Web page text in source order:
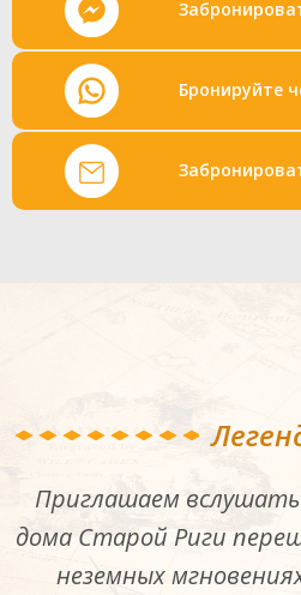
Бронируйте
Приглашаем
дома Старой Риги
неземных